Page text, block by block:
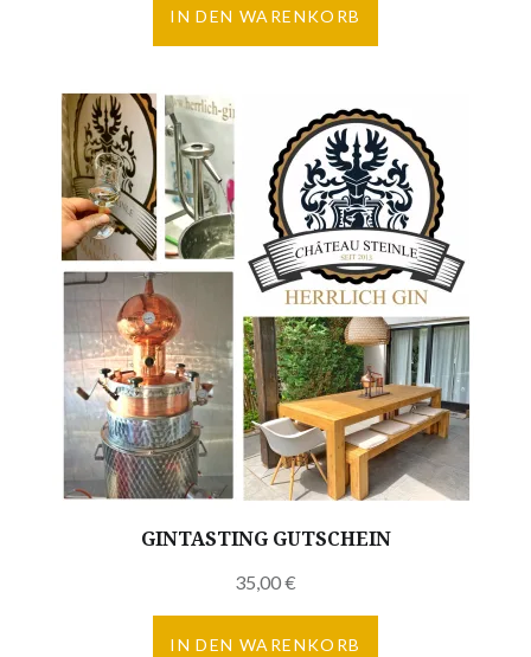
IN DEN WARENKORB
GINTASTING GUTSCHEIN
35,00€
IN DEN WARENKORB